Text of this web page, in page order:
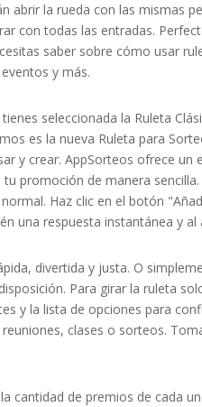
abrir la rueda con las mismas
con todas las entradas.
saber sobre cómo usar
y más.
seleccionada la Ruleta
es la nueva Ruleta para
y crear. AppSorteos ofrece un
promoción de manera
Haz clic en el botón
una respuesta instantánea y
divertida y justa. O
Para girar la ruleta
y la lista de opciones para
clases o sorteos.
cantidad de premios de cada